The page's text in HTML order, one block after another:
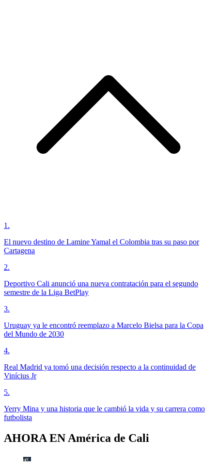
1 .
El nuevo destino de Lamine Yamal el Colombia tras su paso por
Cartagena
2.
Deportivo Cali anunció una nueva contratación para el segundo
semestre de la Liga BetPlay
3.
Uruguay ya le encontró reemplazo a Marcelo Bielsa para la Copa
del Mundo de 2030
4.
Real Madrid ya tomó una decisión respecto a la continuidad de
Vinícius Jr
5.
Yerry Mina y una historia que le cambió la vida y su carrera como
futbolista
AHORA EN América de Cali